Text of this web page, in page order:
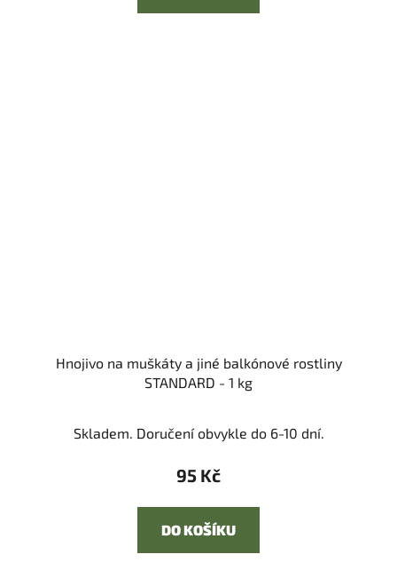
Hnojivo na muškáty a jiné balkónové rostliny
STANDARD - 1 kg
Skladem. Doručení obvykle do 6-10 dní.
95 Kč
DO KOŠÍKU